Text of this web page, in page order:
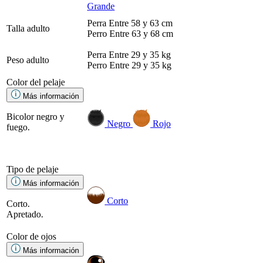
Grande
Talla adulto
Perra Entre 58 y 63 cm
Perro Entre 63 y 68 cm
Peso adulto
Perra Entre 29 y 35 kg
Perro Entre 29 y 35 kg
Color del pelaje
Más información
Bicolor negro y
fuego.
Negro Rojo
Tipo de pelaje
Más información
Corto.
Apretado.
Corto
Color de ojos
Más información